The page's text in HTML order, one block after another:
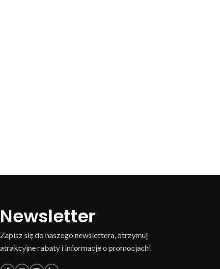
Newsletter
Zapisz się do naszego newslettera, otrzymuj
atrakcyjne rabaty i informacje o promocjach!